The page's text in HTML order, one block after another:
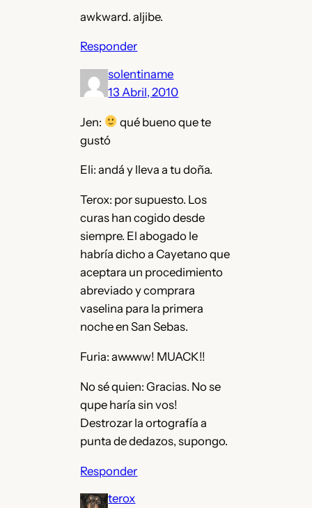
awkward. aljibe.
Responder
solentiname
13 Abril, 2010
Jen:
qué bueno que te
gustó
Eli: andá y lleva a tu doña.
Terox: por supuesto. Los
curas han cogido desde
siempre. El abogado le
habría dicho a Cayetano que
aceptara un procedimiento
abreviado y comprara
vaselina para la primera
noche en San Sebas.
Furia: awwww! MUACK!!
No sé quien: Gracias. No se
qupe haría sin vos!
Destrozar la ortografía a
punta de dedazos, supongo.
Responder
terox